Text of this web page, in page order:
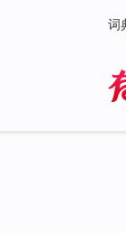
词